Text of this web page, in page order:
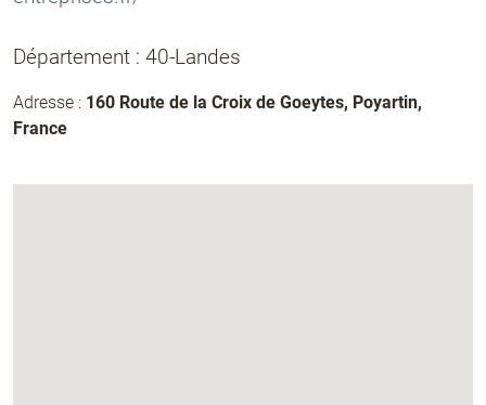
Département : 40-Landes
Adresse : 160 Route de la Croix de Goeytes, Poyartin,
France